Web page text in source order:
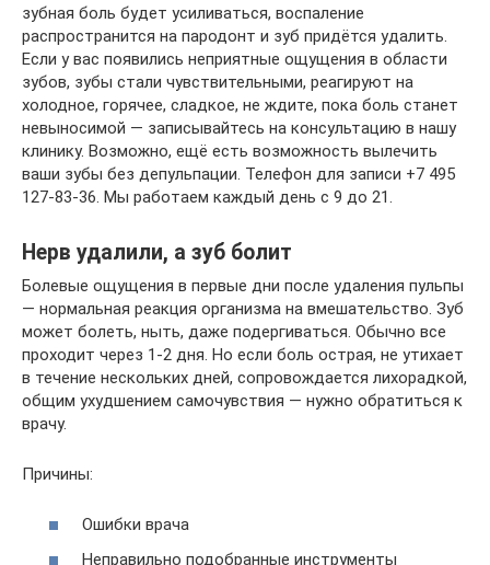
зубная боль будет усиливаться, воспаление
распространится на пародонт и зуб придётся удалить.
Если у вас появились неприятные ощущения в области
зубов, зубы стали чувствительными, реагируют на
холодное, горячее, сладкое, не ждите, пока боль станет
невыносимой — записывайтесь на консультацию в нашу
клинику. Возможно, ещё есть возможность вылечить
ваши зубы без депульпации. Телефон для записи +7 495
127-83-36. Мы работаем каждый день с 9 до 21.
Нерв удалили, а зуб болит
Болевые ощущения в первые дни после удаления пульпы
— нормальная реакция организма на вмешательство. Зуб
может болеть, ныть, даже подергиваться. Обычно все
проходит через 1-2 дня. Но если боль острая, не утихает
в течение нескольких дней, сопровождается лихорадкой,
общим ухудшением самочувствия — нужно обратиться к
врачу.
Причины:
Ошибки врача
Неправильно подобранные инструменты